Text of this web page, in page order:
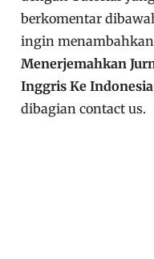
berkomentar
ingin
Menerjemahkan
Inggris Ke Indonesia
dibagian contact us.